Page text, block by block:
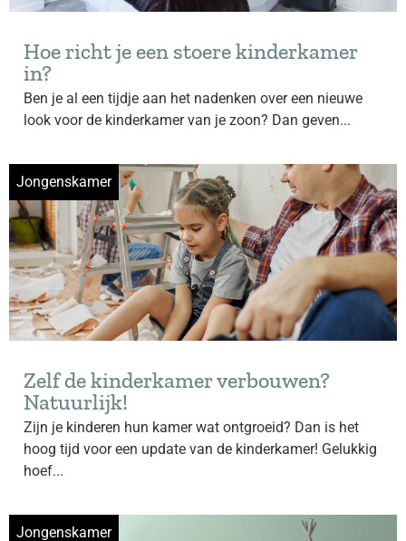
Hoe richt je een stoere kinderkamer
in?
Ben je al een tijdje aan het nadenken over een nieuwe
look voor de kinderkamer van je zoon? Dan geven...
Jongenskamer
Zelf de kinderkamer verbouwen?
Natuurlijk!
Zijn je kinderen hun kamer wat ontgroeid? Dan is het
hoog tijd voor een update van de kinderkamer! Gelukkig
hoef...
Jongenskamer